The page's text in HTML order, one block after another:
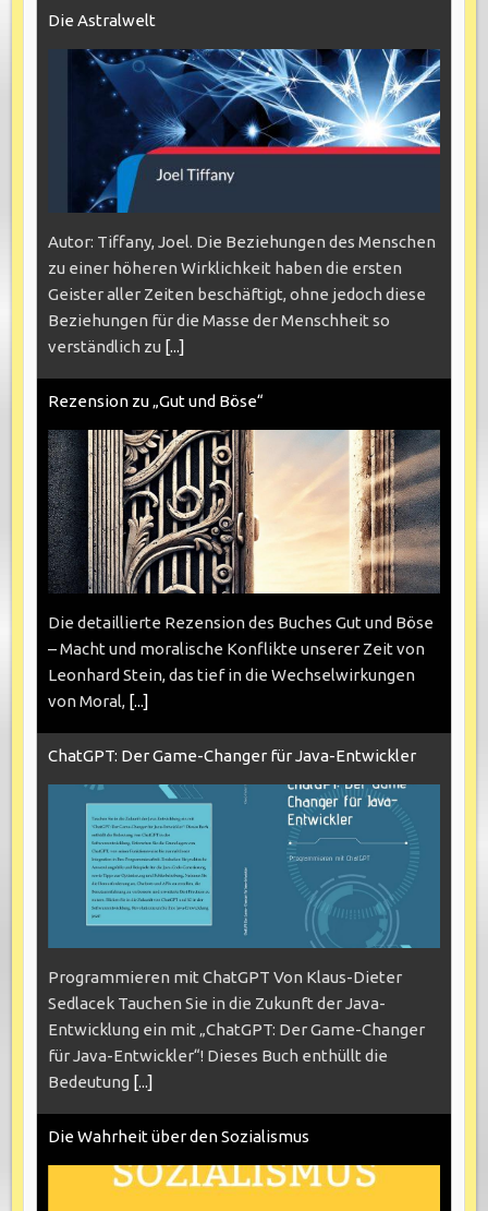
Die Astralwelt
Autor: Tiffany, Joel. Die Beziehungen des Menschen
zu einer höheren Wirklichkeit haben die ersten
Geister aller Zeiten beschäftigt, ohne jedoch diese
Beziehungen für die Masse der Menschheit so
verständlich zu [...]
Rezension zu „Gut und Böse“
Die detaillierte Rezension des Buches Gut und Böse
– Macht und moralische Konflikte unserer Zeit von
Leonhard Stein, das tief in die Wechselwirkungen
von Moral, [...]
ChatGPT: Der Game-Changer für Java-Entwickler
Programmieren mit ChatGPT Von Klaus-Dieter
Sedlacek Tauchen Sie in die Zukunft der Java-
Entwicklung ein mit „ChatGPT: Der Game-Changer
für Java-Entwickler“! Dieses Buch enthüllt die
Bedeutung [...]
Die Wahrheit über den Sozialismus